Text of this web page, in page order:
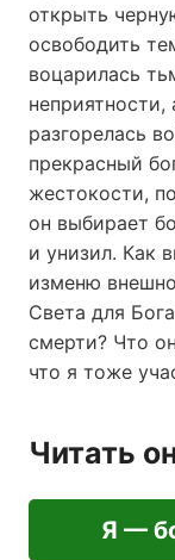
открыть
освободить
воцарилась
разгорелась
прекрасный
жестокости,
он выбирает
и унизил. Как
изменю
Света для
смерти? Что
что я тоже
Читать
Я —